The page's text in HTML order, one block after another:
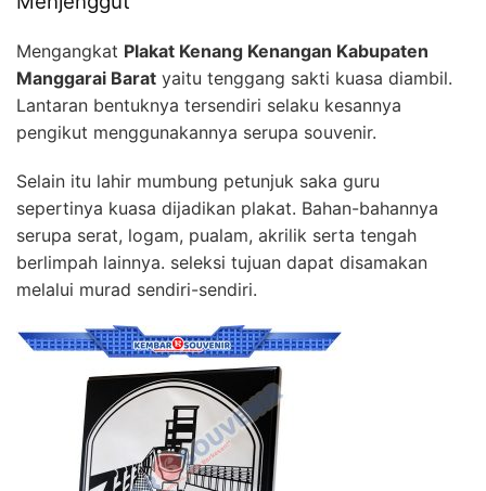
Mengangkat Plakat Kenang Kenangan Kabupaten
Manggarai Barat yaitu tenggang sakti kuasa diambil.
Lantaran bentuknya tersendiri selaku kesannya
pengikut menggunakannya serupa souvenir.
Selain itu lahir mumbung petunjuk saka guru
sepertinya kuasa dijadikan plakat. Bahan-bahannya
serupa serat, logam, pualam, akrilik serta tengah
berlimpah lainnya. seleksi tujuan dapat disamakan
melalui murad sendiri-sendiri.